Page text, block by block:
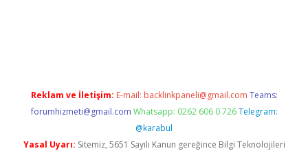
Reklam ve İletişim: E-mail: backlinkpaneli@gmail.com Teams:
forumhizmeti@gmail.com Whatsapp: 0262 606 0 726 Telegram:
@karabul
Yasal Uyarı: Sitemiz, 5651 Sayılı Kanun gereğince Bilgi Teknolojileri